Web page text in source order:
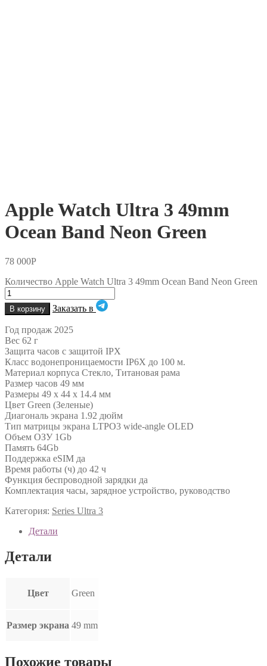
Apple Watch Ultra 3 49mm
Ocean Band Neon Green
78 000Р
Количество Apple Watch Ultra 3 49mm Ocean Band Neon Green
В корзину Заказать в
Год продаж 2025
Вес 62 г
Защита часов с защитой IPX
Класс водонепроницаемости IP6X до 100 м.
Материал корпуса Стекло, Титановая рама
Размер часов 49 мм
Размеры 49 x 44 x 14.4 мм
Цвет Green (Зеленые)
Диагональ экрана 1.92 дюйм
Тип матрицы экрана LTPO3 wide-angle OLED
Объем ОЗУ 1Gb
Память 64Gb
Поддержка eSIM да
Время работы (ч) до 42 ч
Функция беспроводной зарядки да
Комплектация часы, зарядное устройство, руководство
Категория: Series Ultra 3
Детали
Детали
Цвет Green
Размер экрана 49 mm
Похожие товары